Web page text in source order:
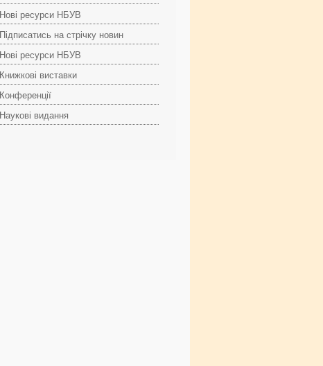
Нові ресурси НБУВ
Підписатись на стрічку новин
Нові ресурси НБУВ
Книжкові виставки
Конференції
Наукові видання